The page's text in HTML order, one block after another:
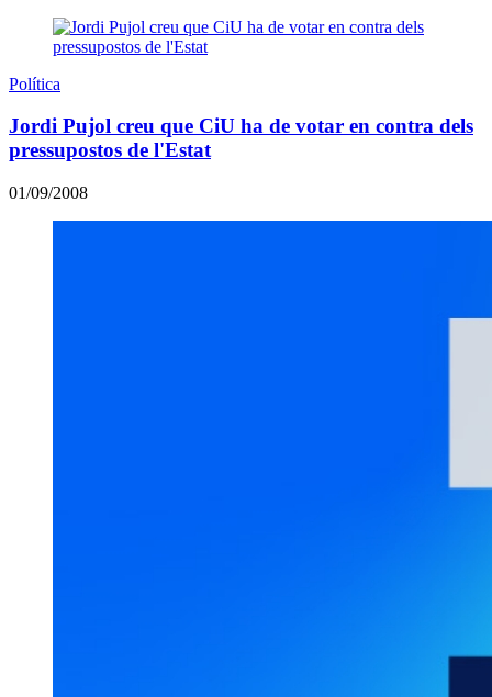
Política
Jordi Pujol creu que CiU ha de votar en contra dels
pressupostos de l'Estat
01/09/2008